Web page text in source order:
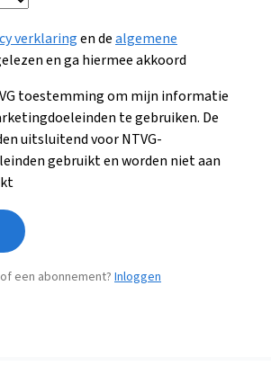
verklaringen dealgemene
en ga hiermee akkoord
toestemming om mijn informatie
te gebruiken. De
uitsluitend voor NTVG-
gebruikt en worden niet aan
een abonnement? Inloggen